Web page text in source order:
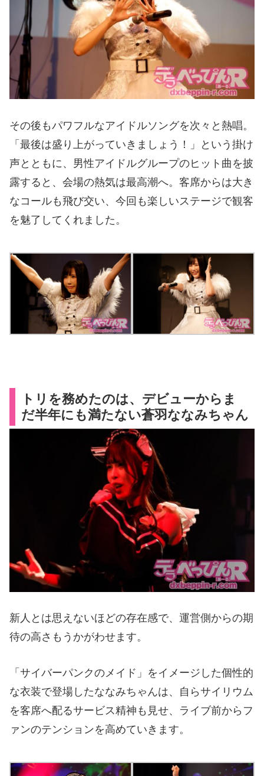
その後もパワフルなアイドルソングを次々と熱唱。
「最後は盛り上がっていきましょう！」という掛け
声とともに、男性アイドルグループのヒット曲を披
露すると、会場の熱気は最高潮へ。客席からは大き
なコールも飛び交い、今回も楽しいステージで観客
を魅了してくれました。
トリを務めたのは、デビューからま
だ半年にも満たない蒼羽ななみちゃん
新人とは思えないほどの存在感で、運営側からの期
待の高さもうかがわせます。
「サイバーパンクのメイド」をイメージした個性的
な衣装で登場したななみちゃんは、自らサイリウム
を客席へ配るサービス精神も見せ、ライブ前からフ
ァンのテンションを高めていきます。